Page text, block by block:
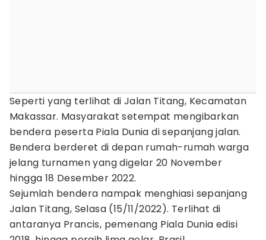
Seperti yang terlihat di Jalan Titang, Kecamatan
Makassar. Masyarakat setempat mengibarkan
bendera peserta Piala Dunia di sepanjang jalan.
Bendera berderet di depan rumah-rumah warga
jelang turnamen yang digelar 20 November
hingga 18 Desember 2022.
Sejumlah bendera nampak menghiasi sepanjang
Jalan Titang, Selasa (15/11/2022). Terlihat di
antaranya Prancis, pemenang Piala Dunia edisi